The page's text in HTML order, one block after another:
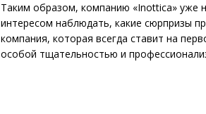
Таким образом, компанию «Inottica» уже
интересом наблюдать, какие сюрпризы
компания, которая всегда ставит на
особой тщательностью и